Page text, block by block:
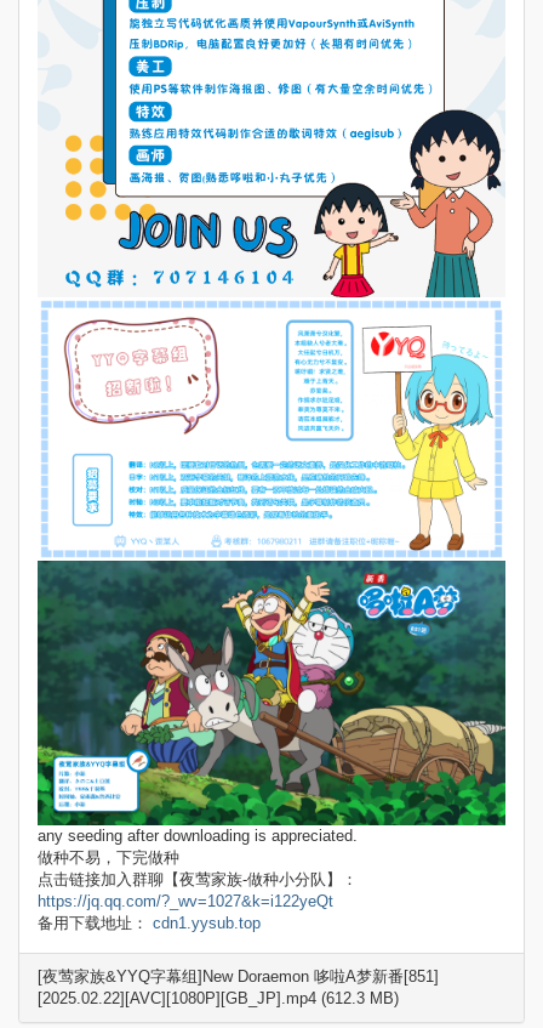
any seeding after downloading is appreciated.
做种不易，下完做种
点击链接加入群聊【夜莺家族-做种小分队】：
https://jq.qq.com/?_wv=1027&k=i122yeQt
备用下载地址： cdn1.yysub.top
[夜莺家族&YYQ字幕组]New Doraemon 哆啦A梦新番[851]
[2025.02.22][AVC][1080P][GB_JP].mp4 (612.3 MB)